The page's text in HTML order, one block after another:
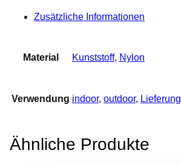
Zusätzliche Informationen
Material Kunststoff, Nylon
Verwendung indoor, outdoor,
Ähnliche Produkte